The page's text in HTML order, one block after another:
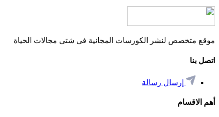
موقع متخصص لنشر الكورسات المجانية فى شتى مجالات الحياة
اتصل بنا
إرسال رسالة
أهم اﻻقسام